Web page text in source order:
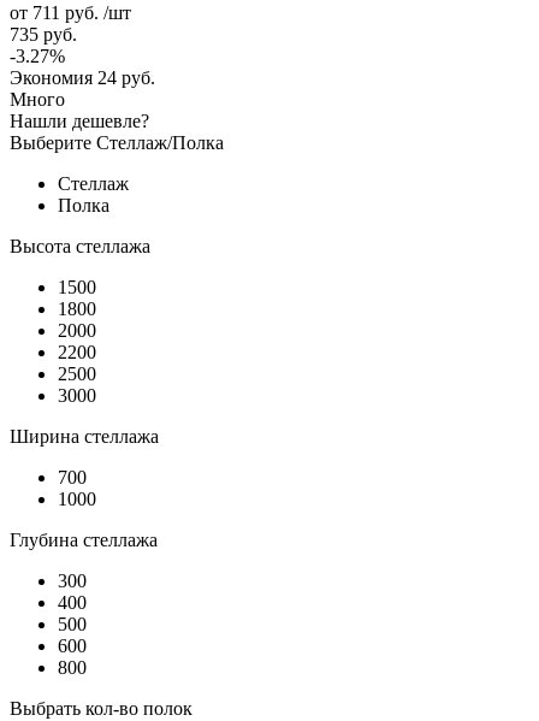
от 711 руб. /шт
735 руб.
-3.27%
Экономия 24 руб.
Много
Нашли дешевле?
Выберите Стеллаж/Полка
Стеллаж
Полка
Высота стеллажа
1500
1800
2000
2200
2500
3000
Ширина стеллажа
700
1000
Глубина стеллажа
300
400
500
600
800
Выбрать кол-во полок